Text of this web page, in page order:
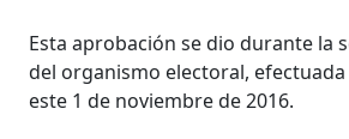
Esta aprobación se dio durante la
del organismo electoral,
este 1 de noviembre de 2016.